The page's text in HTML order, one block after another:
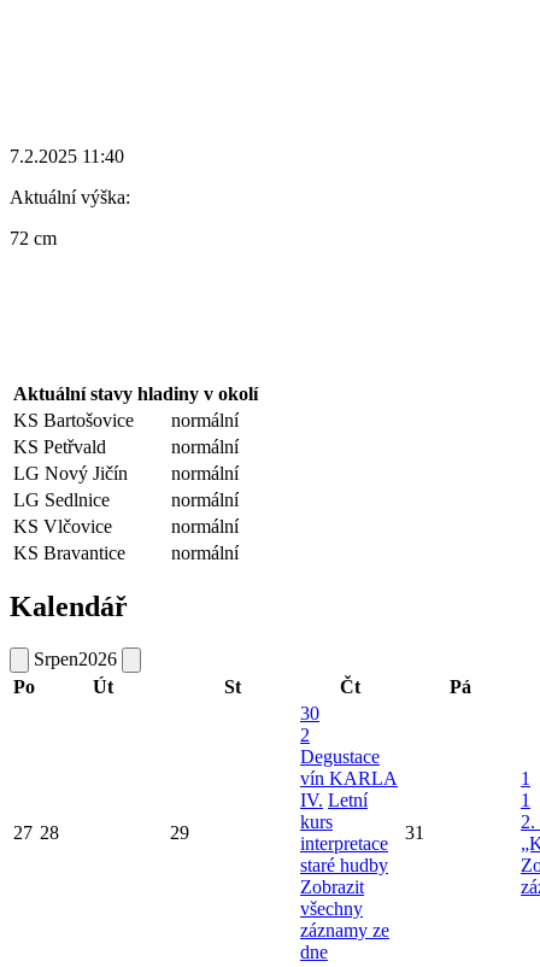
7.2.2025 11:40
Aktuální výška:
72 cm
Aktuální stavy hladiny v okolí
KS Bartošovice
normální
KS Petřvald
normální
LG Nový Jičín
normální
LG Sedlnice
normální
KS Vlčovice
normální
KS Bravantice
normální
Kalendář
Srpen2026
Po
Út St Čt Pá
27 28 29
30
2
Degustace
vín KARLA
IV. Letní
kurs
interpretace
staré hudby
Zobrazit
všechny
záznamy ze
dne
31
1
1
2.